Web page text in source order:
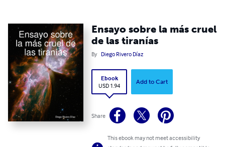
Ensayo sobre la más cruel
de las tiranías
By Diego Rivero Díaz
Ebook
USD 1.94
Add to Cart
Share
This ebook may not meet accessibility